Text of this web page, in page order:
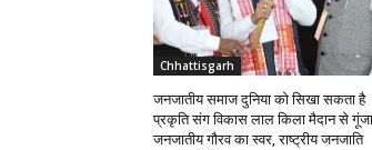
Chhattisgarh
जनजातीय समाज दुनिया को सिखा सकता है
प्रकृति संग विकास लाल किला मैदान से गूंजा
जनजातीय गौरव का स्वर, राष्ट्रीय जनजाति